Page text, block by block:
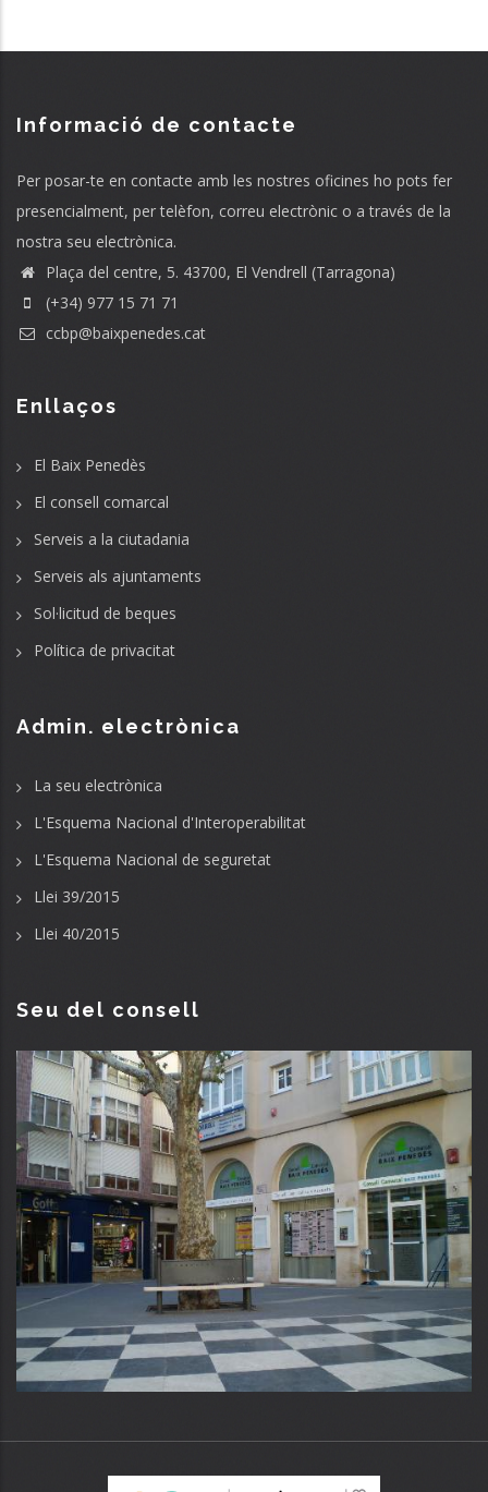
Informació de contacte
Per posar-te en contacte amb les nostres oficines ho pots fer
presencialment, per telèfon, correu electrònic o a través de la
nostra seu electrònica.
Plaça del centre, 5. 43700, El Vendrell (Tarragona)
(+34) 977 15 71 71
ccbp@baixpenedes.cat
Enllaços
El Baix Penedès
El consell comarcal
Serveis a la ciutadania
Serveis als ajuntaments
Sol·licitud de beques
Política de privacitat
Admin. electrònica
La seu electrònica
L'Esquema Nacional d'Interoperabilitat
L'Esquema Nacional de seguretat
Llei 39/2015
Llei 40/2015
Seu del consell